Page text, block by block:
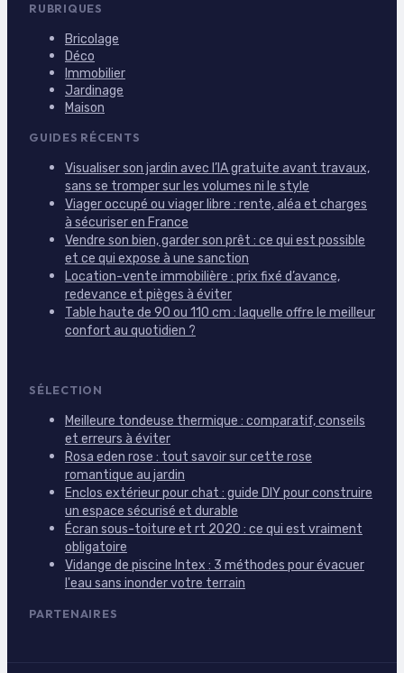
RUBRIQUES
Bricolage
Déco
Immobilier
Jardinage
Maison
GUIDES RÉCENTS
Visualiser son jardin avec l’IA gratuite avant travaux,
sans se tromper sur les volumes ni le style
Viager occupé ou viager libre : rente, aléa et charges
à sécuriser en France
Vendre son bien, garder son prêt : ce qui est possible
et ce qui expose à une sanction
Location-vente immobilière : prix fixé d’avance,
redevance et pièges à éviter
Table haute de 90 ou 110 cm : laquelle offre le meilleur
confort au quotidien ?
SÉLECTION
Meilleure tondeuse thermique : comparatif, conseils
et erreurs à éviter
Rosa eden rose : tout savoir sur cette rose
romantique au jardin
Enclos extérieur pour chat : guide DIY pour construire
un espace sécurisé et durable
Écran sous-toiture et rt 2020 : ce qui est vraiment
obligatoire
Vidange de piscine Intex : 3 méthodes pour évacuer
l'eau sans inonder votre terrain
PARTENAIRES